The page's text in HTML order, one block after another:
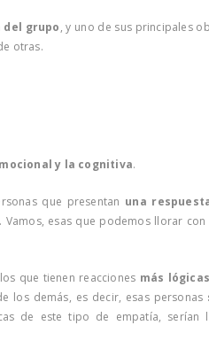
grupo, y uno de sus principales
otras.
y la cognitiva.
que presentan una
. Vamos, esas que podemos llorar
que tienen reacciones más
los demás, es decir, esas personas
de este tipo de empatía, serían